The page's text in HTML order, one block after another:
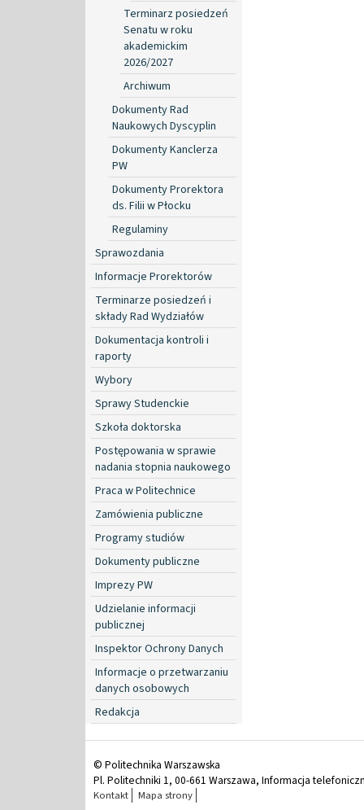
Terminarz posiedzeń
Senatu w roku
akademickim
2026/2027
Archiwum
Dokumenty Rad
Naukowych Dyscyplin
Dokumenty Kanclerza
PW
Dokumenty Prorektora
ds. Filii w Płocku
Regulaminy
Sprawozdania
Informacje Prorektorów
Terminarze posiedzeń i
składy Rad Wydziałów
Dokumentacja kontroli i
raporty
Wybory
Sprawy Studenckie
Szkoła doktorska
Postępowania w sprawie
nadania stopnia naukowego
Praca w Politechnice
Zamówienia publiczne
Programy studiów
Dokumenty publiczne
Imprezy PW
Udzielanie informacji
publicznej
Inspektor Ochrony Danych
Informacje o przetwarzaniu
danych osobowych
Redakcja
© Politechnika Warszawska
Pl. Politechniki 1, 00-661 Warszawa, Informacja
Kontakt Mapa strony